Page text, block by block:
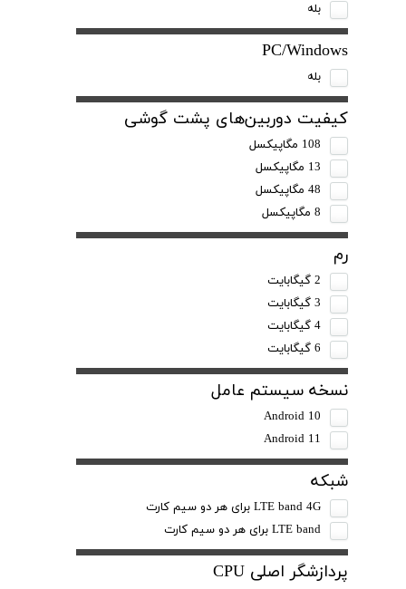
بله
PC/Windows
بله
کیفیت دوربین‌های پشت گوشی
108 مگاپیکسل
13 مگاپیکسل
48 مگاپیکسل
8 مگاپیکسل
رم
2 گیگابایت
3 گیگابایت
4 گیگابایت
6 گیگابایت
نسخه سیستم عامل
Android 10
Android 11
شبکه
LTE band 4G برای هر دو سیم کارت
LTE band برای هر دو سیم کارت
پردازشگر اصلی CPU